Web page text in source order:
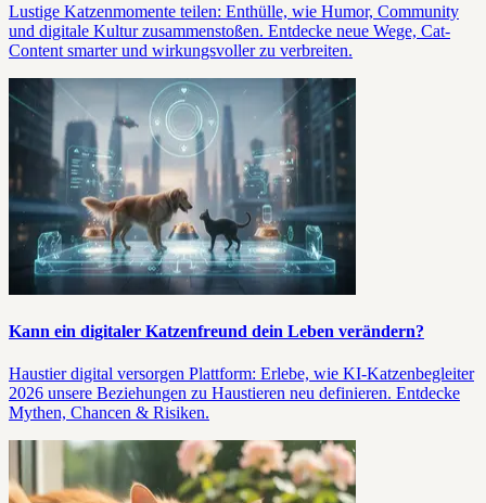
Lustige Katzenmomente teilen: Enthülle, wie Humor, Community
und digitale Kultur zusammenstoßen. Entdecke neue Wege, Cat-
Content smarter und wirkungsvoller zu verbreiten.
Kann ein digitaler Katzenfreund dein Leben verändern?
Haustier digital versorgen Plattform: Erlebe, wie KI-Katzenbegleiter
2026 unsere Beziehungen zu Haustieren neu definieren. Entdecke
Mythen, Chancen & Risiken.